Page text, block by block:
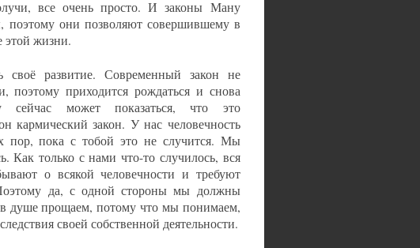
все очень просто. И законы Ману
поэтому они позволяют совершившему в
этой жизни.
развитие. Современный закон не
поэтому приходится рождаться и снова
сейчас может показаться, что это
кармический закон. У нас человечность
пор, пока с тобой это не случится. Мы
Как только с нами что-то случилось, вся
о всякой человечности и требуют
да, с одной стороны мы должны
душе прощаем, потому что мы понимаем,
своей собственной деятельности.